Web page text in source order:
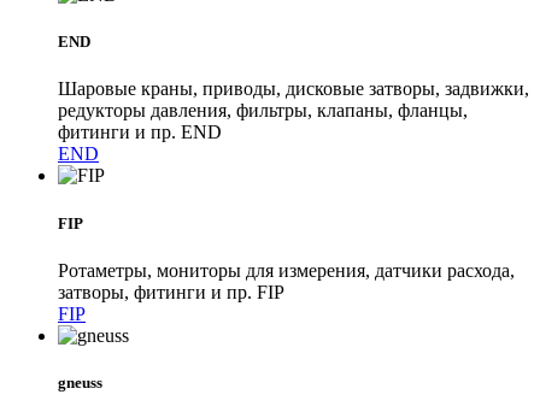
END
Шаровые краны, приводы, дисковые затворы, задвижки,
редукторы давления, фильтры, клапаны, фланцы,
фитинги и пр. END
END
FIP
Ротаметры, мониторы для измерения, датчики расхода,
затворы, фитинги и пр. FIP
FIP
gneuss